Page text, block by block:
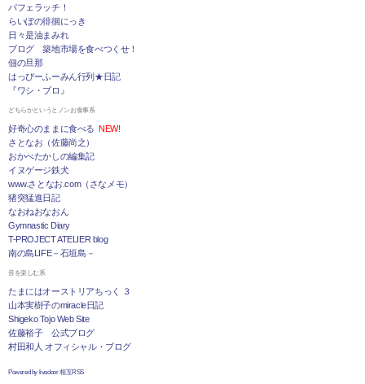
パフェラッチ！
らいぽの徘徊にっき
日々是油まみれ
ブログ 築地市場を食べつくせ！
佃の旦那
はっぴーふーみん行列★日記
『ワシ・ブロ』
どちらかというとノンお食事系
好奇心のままに食べる NEW!
さとなお（佐藤尚之）
おかべたかしの編集記
イヌゲージ鉄犬
www.さとなお.com（さなメモ）
猪突猛進日記
なおねおなおん
Gymnastic Diary
T-PROJECT ATELIER blog
南の島LIFE－石垣島－
音を楽しむ系
たまにはオーストリアちっく ３
山本実樹子のmiracle日記
Shigeko Tojo Web Site
佐藤裕子 公式ブログ
村田和人 オフィシャル・ブログ
Powered by livedoor 相互RSS